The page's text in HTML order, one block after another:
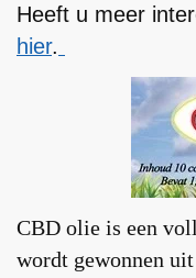
Heeft u meer
hier.
CBD olie is een
wordt gewonnen